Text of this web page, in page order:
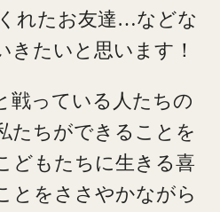
れたお友達…などな
きたいと思います！
戦っている人たちの
たちができることを
どもたちに生きる喜
とをささやかながら